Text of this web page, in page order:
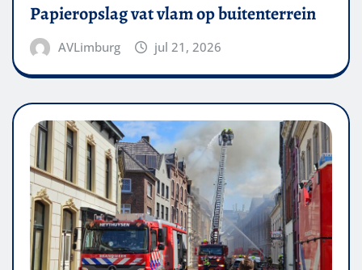
Papieropslag vat vlam op buitenterrein
AVLimburg jul 21, 2026